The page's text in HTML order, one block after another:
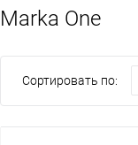
Marka One
Сортировать по: